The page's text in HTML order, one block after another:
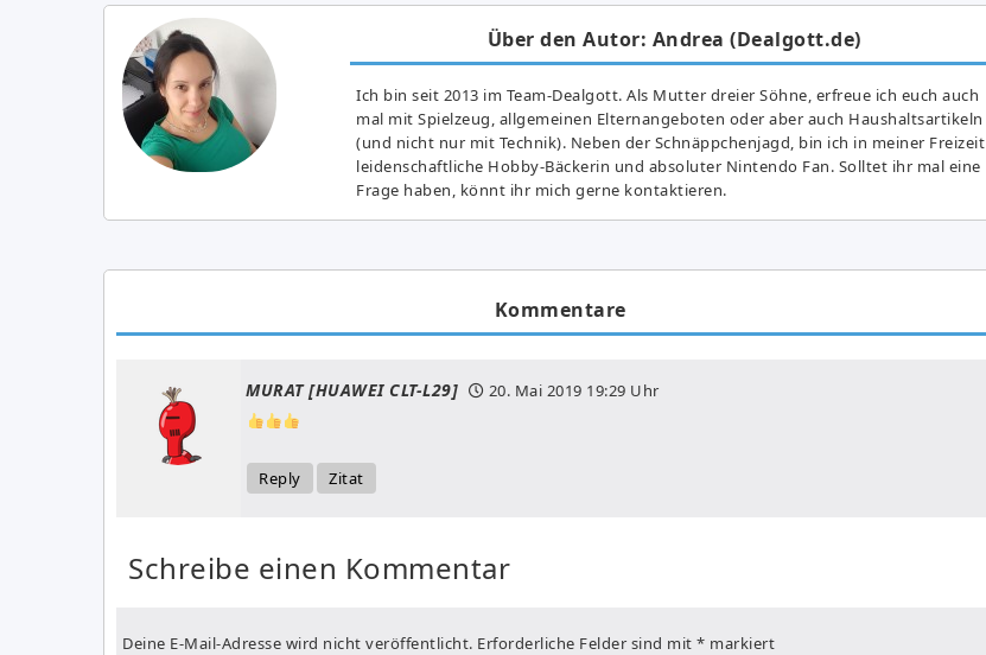
Über den Autor: Andrea (Dealgott.de)
Ich bin seit 2013 im Team-Dealgott. Als Mutter dreier Söhne, erfreue ich euch auch
mal mit Spielzeug, allgemeinen Elternangeboten oder aber auch Haushaltsartikeln
(und nicht nur mit Technik). Neben der Schnäppchenjagd, bin ich in meiner Freizeit
leidenschaftliche Hobby-Bäckerin und absoluter Nintendo Fan. Solltet ihr mal eine
Frage haben, könnt ihr mich gerne kontaktieren.
Kommentare
MURAT [HUAWEI CLT-L29] 20. Mai 2019 19:29 Uhr
Reply Zitat
Schreibe einen Kommentar
Deine E-Mail-Adresse wird nicht veröffentlicht. Erforderliche Felder sind mit * markiert